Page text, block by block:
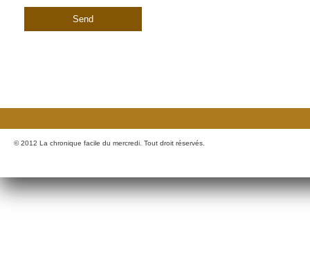
© 2012 La chronique facile du mercredi. Tout droit réservés.